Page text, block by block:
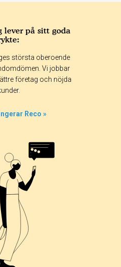
lever på sitt goda
största oberoende
Vi jobbar
företag och nöjda
Reco »